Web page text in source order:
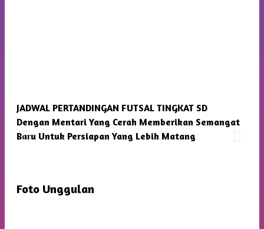
JADWAL PERTANDINGAN FUTSAL TINGKAT SD
Dengan Mentari Yang Cerah Memberikan Semangat
Baru Untuk Persiapan Yang Lebih Matang
Foto Unggulan